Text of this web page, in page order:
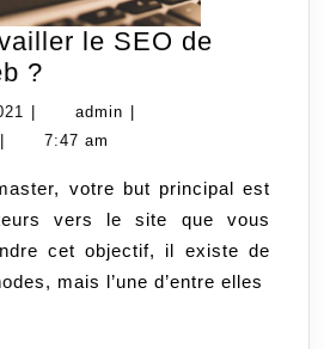
le SEO de
?
travailler
le
de
votre
site
web
septembre
3,
| admin admin
|
| 7:47 am
vers le site que vous
cet objectif, il existe de
mais l’une d’entre elles